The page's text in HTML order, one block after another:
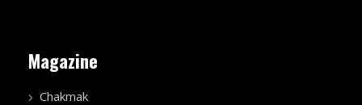
Magazine
Chakmak